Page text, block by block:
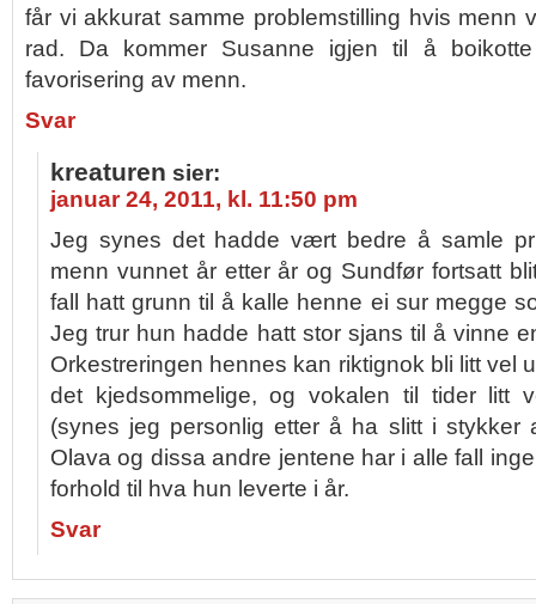
får vi akkurat samme problemstilling hvis menn
rad. Da kommer Susanne igjen til å
favorisering av menn.
Svar
kreaturen sier:
januar 24, 2011, kl. 11:50 pm
Jeg synes det hadde vært bedre å samle
menn vunnet år etter år og Sundfør fortsatt
fall hatt grunn til å kalle henne ei sur megge
Jeg trur hun hadde hatt stor sjans til å vinne
Orkestreringen hennes kan riktignok bli litt vel
det kjedsommelige, og vokalen til tider litt
(synes jeg personlig etter å ha slitt i stykker
Olava og dissa andre jentene har i alle fall
forhold til hva hun leverte i år.
Svar